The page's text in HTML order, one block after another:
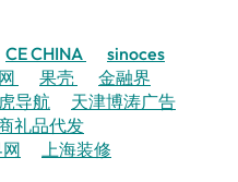
CE CHINA
sinoces
果壳
金融界
导航
天津博涛广告
礼品代发
上海装修